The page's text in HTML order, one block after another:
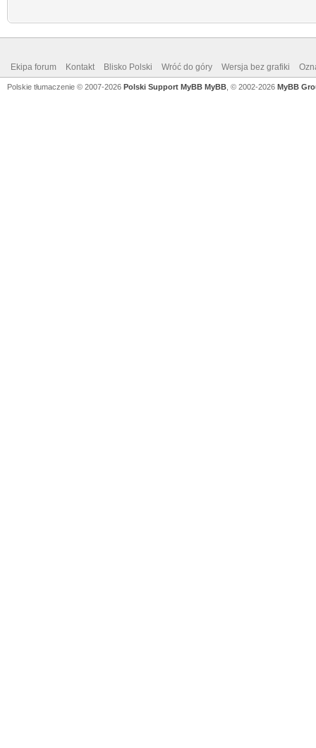
Ekipa forum Kontakt Blisko Polski Wróć do góry Wersja bez grafiki
Polskie tłumaczenie © 2007-2026 Polski Support MyBB MyBB , © 2002-2026 MyBB